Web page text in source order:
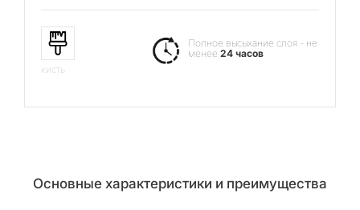
кисть
Полное высыхание слоя - не
менее24 часов
Основные характеристики и преимущества